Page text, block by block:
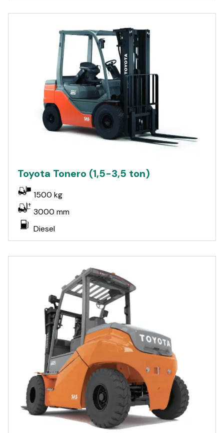
Toyota Tonero (1,5-3,5 ton)
1500 kg
3000 mm
Diesel